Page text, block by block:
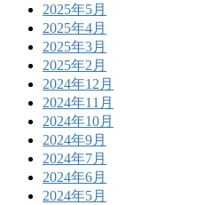
2025年5月
2025年4月
2025年3月
2025年2月
2024年12月
2024年11月
2024年10月
2024年9月
2024年7月
2024年6月
2024年5月